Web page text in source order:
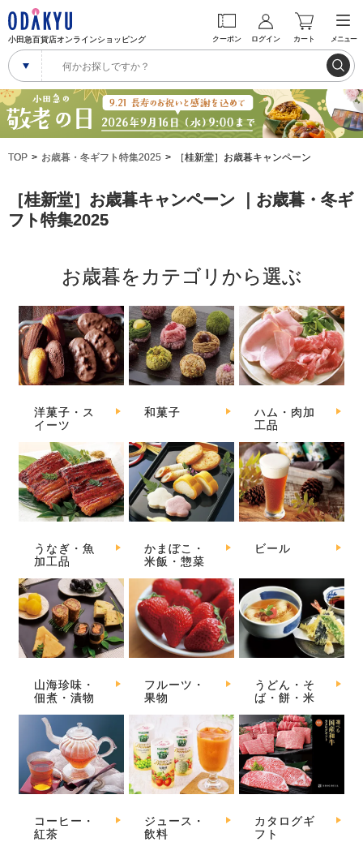
小田急百貨店オンラインショッピング クーポン ログイン カート メニュー
TOP お歳暮・冬ギフト特集2025 ［桂新堂］お歳暮キャンペーン
［桂新堂］お歳暮キャンペーン ｜お歳暮・冬ギ
フト特集2025
お歳暮をカテゴリから選ぶ
洋菓子・ス
イーツ
和菓子
ハム・肉加
工品
うなぎ・魚
加工品
かまぼこ・
米飯・惣菜
ビール
山海珍味・
佃煮・漬物
フルーツ・
果物
うどん・そ
ば・餅・米
コーヒー・
紅茶
ジュース・
飲料
カタログギ
フト